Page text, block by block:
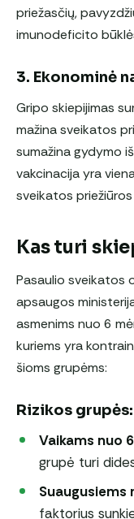
priežasčių,
imunodeficito
3. Ekonominė
Gripo skiepijimas
mažina sveikatos
sumažina gydymo
vakcinacija yra
sveikatos
Kas turi
Pasaulio sveikatos
apsaugos
asmenims nuo 6
kuriems yra
šioms grupėms:
Rizikos grupės:
Vaikams nuo
grupė turi
Suaugusiems
faktorius